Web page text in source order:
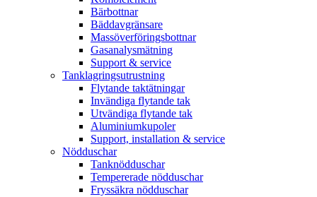
Bärbottnar
Bäddavgränsare
Massöverföringsbottnar
Gasanalysmätning
Support & service
Tanklagringsutrustning
Flytande taktätningar
Invändiga flytande tak
Utvändiga flytande tak
Aluminiumkupoler
Support, installation & service
Nödduschar
Tanknödduschar
Tempererade nödduschar
Fryssäkra nödduschar